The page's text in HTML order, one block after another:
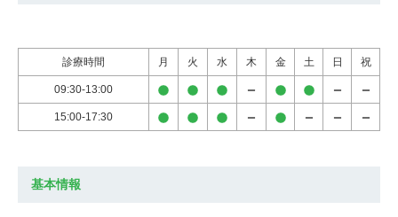
診療時間 月 火 水 木 金 土 日 祝
09:30-13:00
15:00-17:30
基本情報